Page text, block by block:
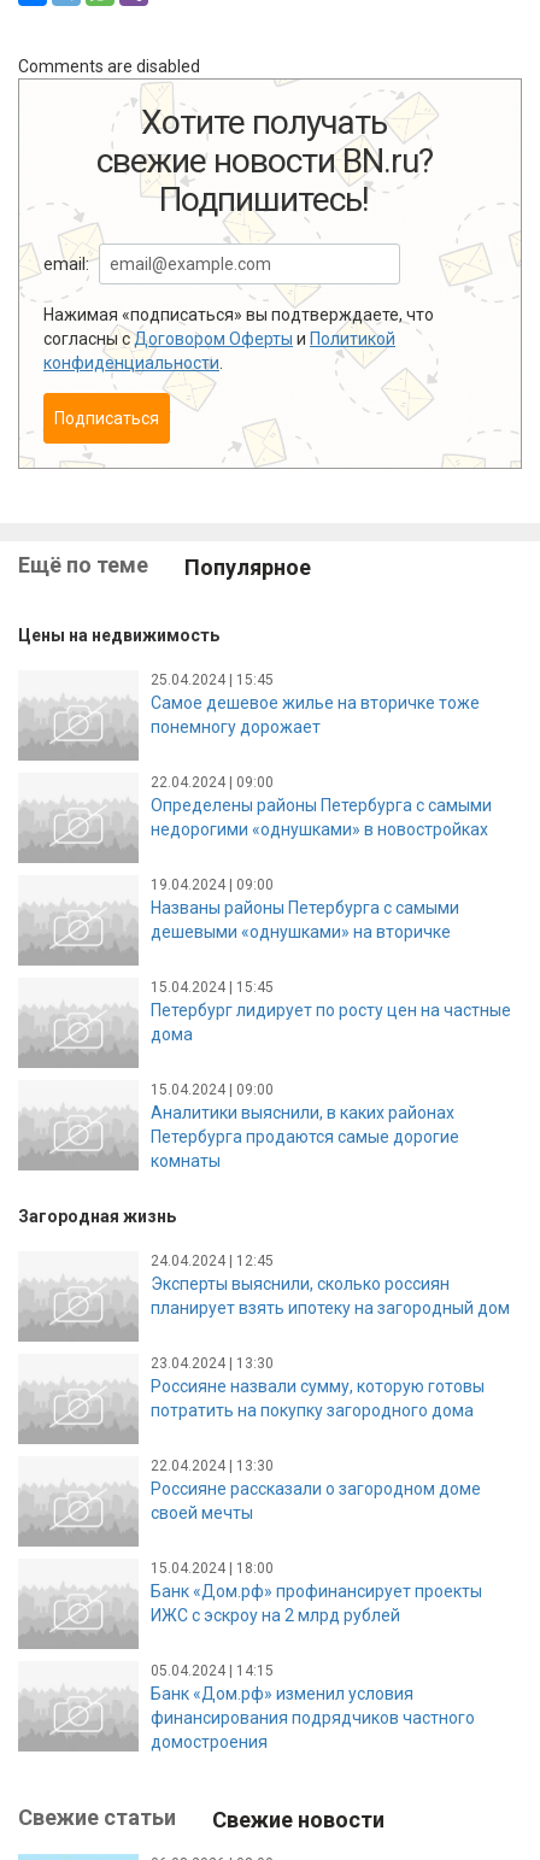
Comments are disabled
Хотите получать
свежие новости BN.ru?
Подпишитесь!
email:
Нажимая «подписаться» вы подтверждаете, что
согласны сДоговором Оферты и Политикой
конфиденциальности
Подписаться
Ещё по теме Популярное
Цены на недвижимость
25.04.2024 | 15:45
Самое дешевое жилье на вторичке тоже
понемногу дорожает
22.04.2024 | 09:00
Определены районы Петербурга с самыми
недорогими «однушками» в новостройках
19.04.2024 | 09:00
Названы районы Петербурга с самыми
дешевыми «однушками» на вторичке
15.04.2024 | 15:45
Петербург лидирует по росту цен на частные
дома
15.04.2024 | 09:00
Аналитики выяснили, в каких районах
Петербурга продаются самые дорогие
комнаты
Загородная жизнь
24.04.2024 | 12:45
Эксперты выяснили, сколько россиян
планирует взять ипотеку на загородный дом
23.04.2024 | 13:30
Россияне назвали сумму, которую готовы
потратить на покупку загородного дома
22.04.2024 | 13:30
Россияне рассказали о загородном доме
своей мечты
15.04.2024 | 18:00
Банк «Дом.рф» профинансирует проекты
ИЖС с эскроу на 2 млрд рублей
05.04.2024 | 14:15
Банк «Дом.рф» изменил условия
финансирования подрядчиков частного
домостроения
Свежие статьи Свежие новости